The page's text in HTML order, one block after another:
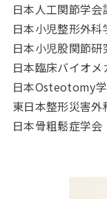
日本人工関節学
日本小児整形外
日本小児股関節
日本臨床バイオ
日本Osteotomy
東日本整形災害
日本骨粗鬆症学